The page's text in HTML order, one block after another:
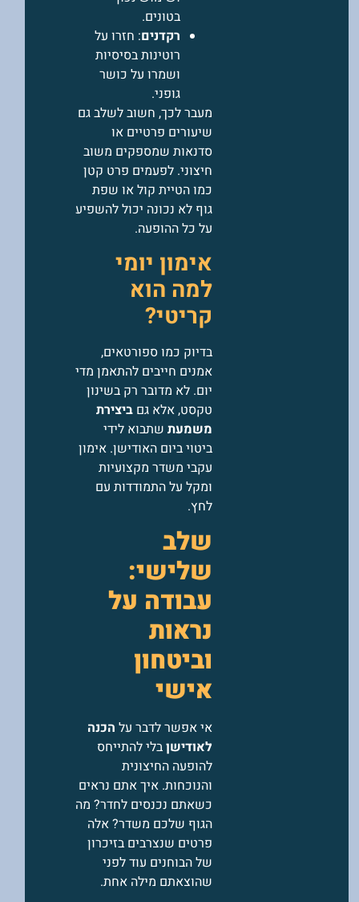
בטונים.
רקדנים: חזרו על
רוטינות בסיסיות
ושמרו על כושר
גופני.
מעבר לכך, חשוב לשלב גם
שיעורים פרטיים או
סדנאות שמספקים משוב
חיצוני. לפעמים פרט קטן
כמו הטיית קול או שפת
גוף לא נכונה יכול להשפיע
על כל ההופעה.
אימון יומי
למה הוא
קריטי?
בדיוק כמו ספורטאים,
אמנים חייבים להתאמן מדי
יום. לא מדובר רק בשינון
טקסט, אלא גםביצירת
משמעת שתבוא לידי
ביטוי ביום האודישן. אימון
עקבי משדר מקצועיות
ומקל על התמודדות עם
לחץ.
שלב
שלישי:
עבודה על
נראות
וביטחון
אישי
אי אפשר לדבר על הכנה
לאודישןבלי להתייחס
להופעה החיצונית
והנוכחות. איך אתם נראים
כשאתם נכנסים לחדר? מה
הגוף שלכם משדר? אלה
פרטים שנצרבים בזיכרון
של הבוחנים עוד לפני
שהוצאתם מילה אחת.